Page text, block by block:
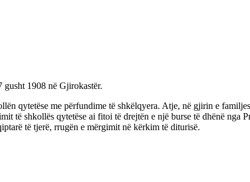
gusht 1908 në Gjirokastër.
qytetëse me përfundime të shkëlqyera. Atje, në gjirin e
të shkollës qytetëse ai fitoi të drejtën e një burse të dhënë nga
të tjerë, rrugën e mërgimit në kërkim të diturisë.